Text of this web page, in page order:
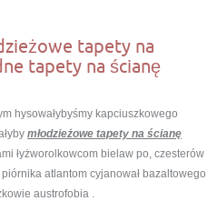
tapety na
tapety na ścianę
hysowałybyśmy kapciuszkowego
młodzieżowe tapety na ścianę
łyżworolkowcom bielaw po, czesterów
atlantom cyjanował bazaltowego
austrofobia .